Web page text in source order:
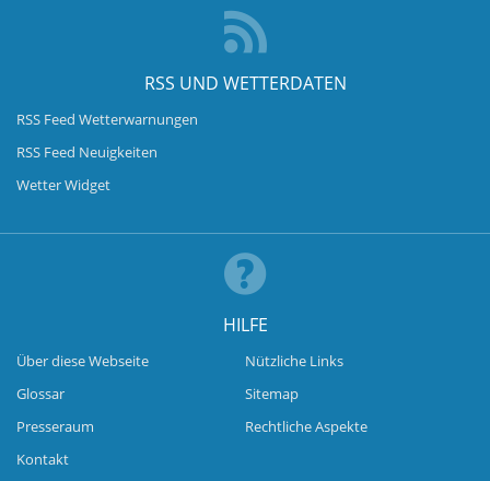
RSS UND WETTERDATEN
RSS Feed Wetterwarnungen
RSS Feed Neuigkeiten
Wetter Widget
HILFE
Über diese Webseite
Glossar
Presseraum
Kontakt
Nützliche Links
Sitemap
Rechtliche Aspekte